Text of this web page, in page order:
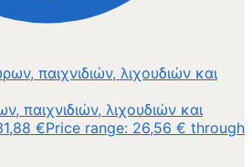
παιχνιδιών, λιχουδιών και
€Price range: 26,56 € through